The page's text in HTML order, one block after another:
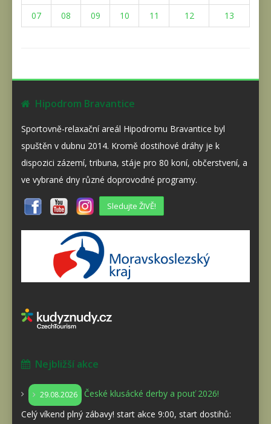
07 08 09 10 11 12 13
Hipodrom Bravantice
Sportovně-relaxační areál Hipodromu Bravantice byl
spuštěn v dubnu 2014. Kromě dostihové dráhy je k
dispozici zázemí, tribuna, stáje pro 80 koní, občerstvení, a
ve vybrané dny různé doprovodné programy.
Sledujte ŽIVĚ!
Nejbližší akce
29.08.2026
České klusácké derby a pouť 2026!
Celý víkend plný zábavy! start akce 9:00, start dostihů: